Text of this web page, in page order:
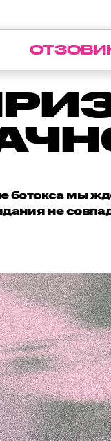
ботокса мы
не